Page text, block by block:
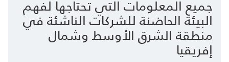
جميع المعلومات التي تحتاجها لفهم
البيئة الحاضنة للشركات الناشئة في
منطقة الشرق الأوسط وشمال
إفريقيا